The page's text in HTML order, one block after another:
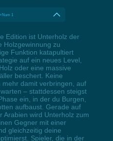
1
Edition ist Unterholz der
Holzgewinnung zu
Funktion katapultiert
auf ein neues Level,
oder eine massive
beschert. Keine
damit verbringen, auf
– stattdessen steigst
ein, in der du Burgen,
aufbaust. Gerade auf
Arabien wird Unterholz zum
Gegner mit einer
gleichzeitig deine
Spieler, die in der